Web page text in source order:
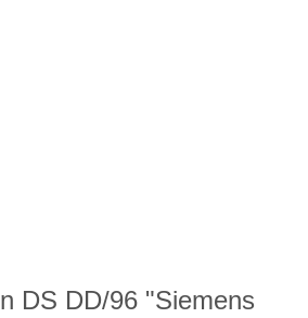
DS DD/96 "Siemens